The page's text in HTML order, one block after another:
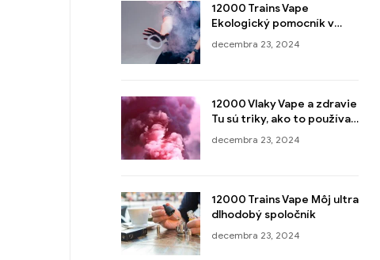
12000 Trains Vape
Ekologický pomocník v
akcii!
decembra 23, 2024
12000 Vlaky Vape a zdravie
Tu sú triky, ako to používať
rozumne!
decembra 23, 2024
12000 Trains Vape Môj ultra
dlhodobý spoločník
decembra 23, 2024